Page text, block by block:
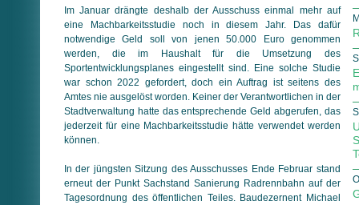
Im Januar drängte deshalb der Ausschuss einmal mehr auf
eine Machbarkeitsstudie noch in diesem Jahr. Das dafür
notwendige Geld soll von jenen 50.000 Euro genommen
werden, die im Haus­halt für die Umsetzung des
Sportentwicklungsplanes ein­ge­stellt sind. Eine solche Studie
war schon 2022 gefordert, doch ein Auftrag ist seitens des
Amtes nie ausgelöst worden. Keiner der Verantwortlichen in der
Stadtverwaltung hatte das ent­spre­chen­de Geld abgerufen, das
jederzeit für eine Mach­bar­keits­studie hätte verwendet werden
können.
In der jüngsten Sitzung des Ausschusses Ende Februar stand
erneut der Punkt Sachstand Sanierung Radrennbahn auf der
Tagesordnung des öffentlichen Teiles. Baudezernent Michael